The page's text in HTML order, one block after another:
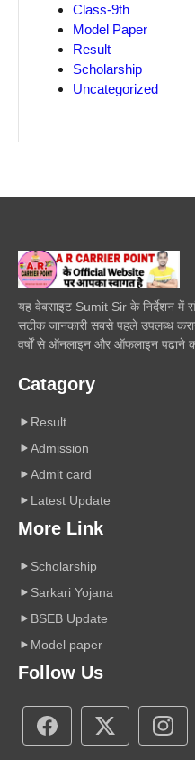
Class-9th
Model Paper
Result
Scholarship
Uncategorized
यह वेबसाइट Sumit Sir के निर्देशन में
सटीक जानकारी सबसे पहले उपलब्ध
वर्षों से ऑनलाइन और ऑफलाइन पढाने
Catagory
Result
Admission
Admit card
Latest Update
More Link
Scholarship
Sarkari Yojana
BSEB Update
Model paper
Follow Us